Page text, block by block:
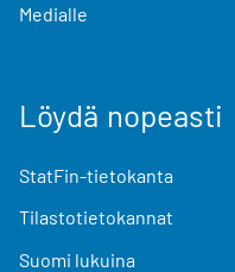
Medialle
Löydä nopeasti
StatFin-tietokanta
Tilastotietokannat
Suomi lukuina